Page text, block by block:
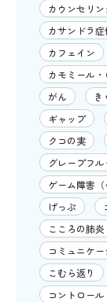
カウンセリ
カサンドラ
カフェイン
カモミール・
がん
き
ギャップ
クコの実
グレープフル
ゲーム障害（
げっぷ
こころの肺炎
コミュニケ
こむら返り
コントロール